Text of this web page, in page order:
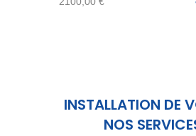
INSTALLATION DE
NOS